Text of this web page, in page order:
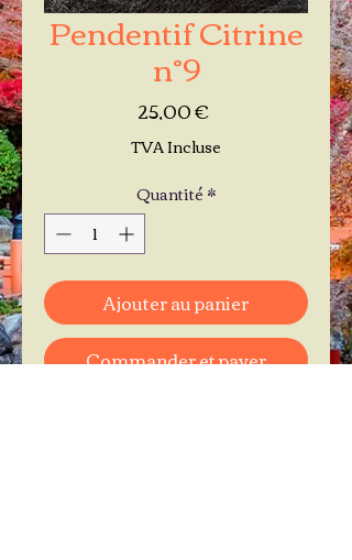
Pendentif Citrine
n°9
25,00 €Prix
TVA Incluse
Quantité*
Ajouter au panier
Commander et payer